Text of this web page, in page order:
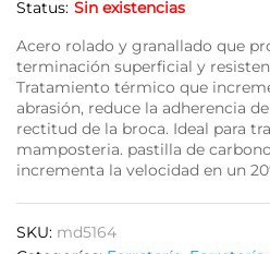
Status: Sin existencias
Acero rolado y granallado que
terminación superficial y
Tratamiento térmico que
abrasión, reduce la adherencia
rectitud de la broca. Ideal para
mamposteria. pastilla de
incrementa la velocidad en un
SKU: md5164